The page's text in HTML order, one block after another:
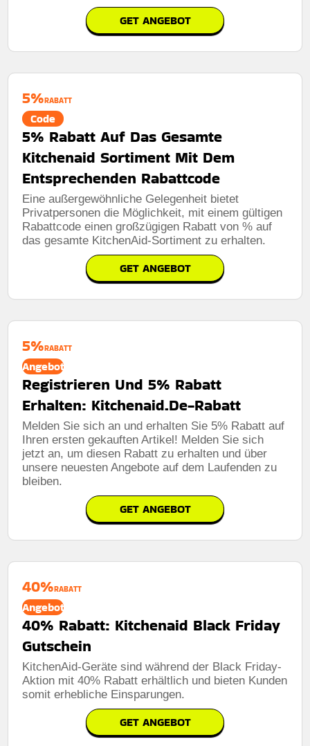
GET ANGEBOT
5%RABATT
Code
5% Rabatt Auf Das Gesamte
Kitchenaid Sortiment Mit Dem
Entsprechenden Rabattcode
Eine außergewöhnliche Gelegenheit bietet
Privatpersonen die Möglichkeit, mit einem gültigen
Rabattcode einen großzügigen Rabatt von % auf
das gesamte KitchenAid-Sortiment zu erhalten.
GET ANGEBOT
5%RABATT
Angebot
Registrieren Und 5% Rabatt
Erhalten: Kitchenaid.De-Rabatt
Melden Sie sich an und erhalten Sie 5% Rabatt auf
Ihren ersten gekauften Artikel! Melden Sie sich
jetzt an, um diesen Rabatt zu erhalten und über
unsere neuesten Angebote auf dem Laufenden zu
bleiben.
GET ANGEBOT
40%RABATT
Angebot
40% Rabatt: Kitchenaid Black Friday
Gutschein
KitchenAid-Geräte sind während der Black Friday-
Aktion mit 40% Rabatt erhältlich und bieten Kunden
somit erhebliche Einsparungen.
GET ANGEBOT